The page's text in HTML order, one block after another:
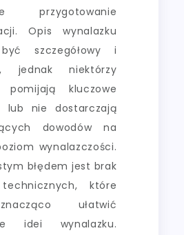
przygotowanie
Opis wynalazku
szczegółowy i
jednak niektórzy
pomijają kluczowe
lub nie dostarczają
dowodów na
wynalazczości.
błędem jest brak
które
ułatwić
idei wynalazku.